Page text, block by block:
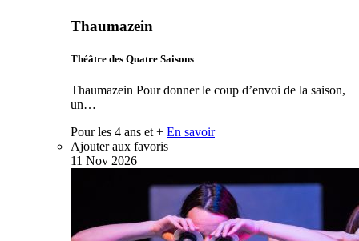
Thaumazein
Théâtre des Quatre Saisons
Thaumazein Pour donner le coup d’envoi de la saison,
un…
Pour les 4 ans et + En savoir
Ajouter aux favoris
11 Nov 2026